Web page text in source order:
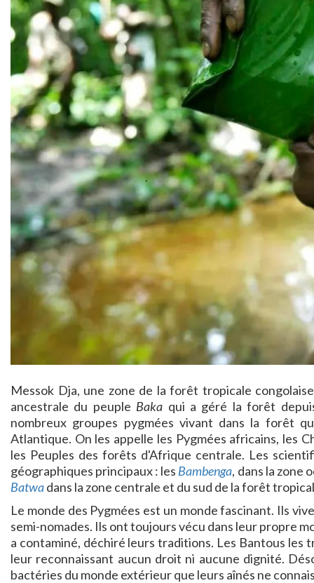
Messok Dja, une zone de la forêt tropicale
ancestrale du peuple Baka qui a géré la forêt
nombreux groupes pygmées vivant dans la forêt
Atlantique. On les appelle les Pygmées africains, les
les Peuples des forêts d'Afrique centrale. Les
géographiques principaux : les Bambenga, dans la zone
Batwadans la zone centrale et du sud de la forêt
Le monde des Pygmées est un monde fascinant. Ils
semi-nomades. Ils ont toujours vécu dans leur propre
a contaminé, déchiré leurs traditions. Les Bantous les
leur reconnaissant aucun droit ni aucune dignité.
bactéries du monde extérieur que leurs aînés ne